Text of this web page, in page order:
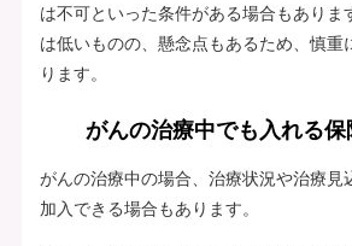
は不可といった条件がある場合もありま
は低いものの、懸念点もあるため、慎重
ります。
がんの治療中でも入れる保
がんの治療中の場合、治療状況や治療見
加入できる場合もあります。